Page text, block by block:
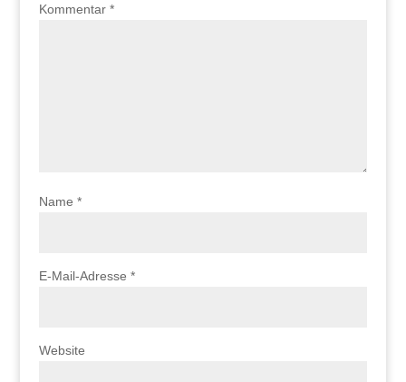
Kommentar *
Name *
E-Mail-Adresse *
Website